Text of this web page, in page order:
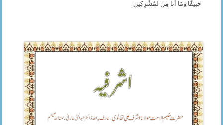
حَنِيفًا وَمَا أَنَاْ مِنَ لْمُشْرِكِينَ